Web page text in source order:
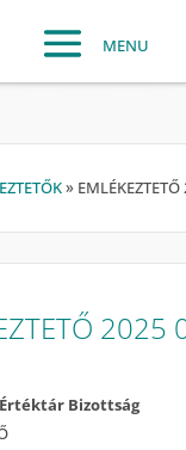
»
2025
Bizottság